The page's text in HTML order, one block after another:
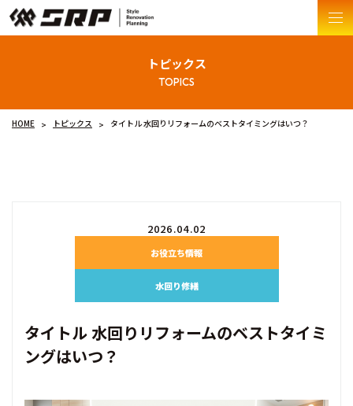
トピックス
HOME トピックス タイトル 水回りリフォームのベストタイミングはいつ？
2026.04.02
お役立ち情報
水回り修繕
タイトル 水回りリフォームのベストタイミ
ングはいつ？